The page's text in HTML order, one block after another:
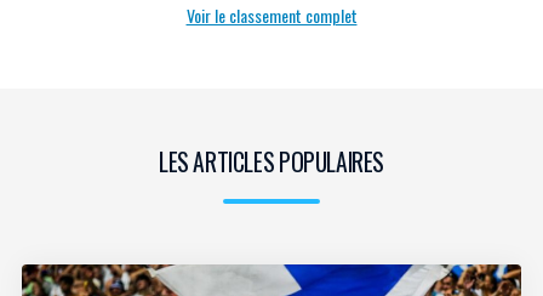
Voir le classement complet
LES ARTICLES POPULAIRES